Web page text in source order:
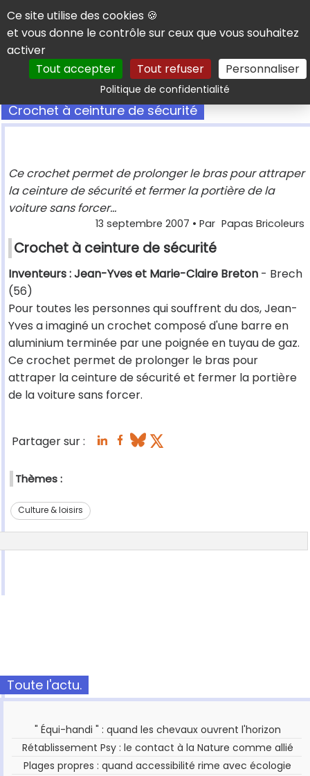
Panneau de gestion des cookies
Ce site utilise des cookies 🍪
et vous donne le contrôle sur ceux que vous souhaitez
activer
Tout accepter
Tout refuser Personnaliser
Politique de confidentialitéRechercher
Crochet à ceinture de sécurité
Ce crochet permet de prolonger le bras pour attraper
la ceinture de sécurité et fermer la portière de la
voiture sans forcer...
13 septembre 2007 • Par Papas Bricoleurs
Crochet à ceinture de sécurité
Inventeurs : Jean-Yves et Marie-Claire Breton - Brech
(56)
Pour toutes les personnes qui souffrent du dos, Jean-
Yves a imaginé un crochet composé d'une barre en
aluminium terminée par une poignée en tuyau de gaz.
Ce crochet permet de prolonger le bras pour
attraper la ceinture de sécurité et fermer la portière
de la voiture sans forcer.
Partager sur :
Thèmes :
Culture & loisirs
Toute l'actu.
" Équi-handi " : quand les chevaux ouvrent l'horizon
Rétablissement Psy : le contact à la Nature comme allié
Plages propres : quand accessibilité rime avec écologie